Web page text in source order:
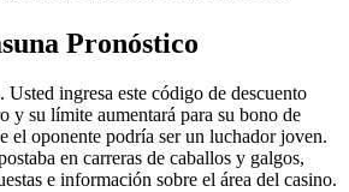
Pronóstico
Usted ingresa este código de descuento
y su límite aumentará para su bono de
el oponente podría ser un luchador joven.
en carreras de caballos y galgos,
e información sobre el área del casino.